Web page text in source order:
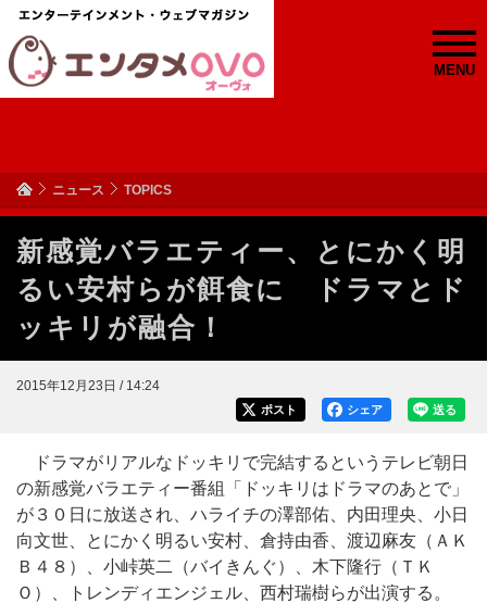
MENU
ニュース TOPICS
新感覚バラエティー、とにかく明
るい安村らが餌食に ドラマとド
ッキリが融合！
2015年12月23日 / 14:24
送る
シェア
ポスト
ドラマがリアルなドッキリで完結するというテレビ朝日
の新感覚バラエティー番組「ドッキリはドラマのあとで」
が３０日に放送され、ハライチの澤部佑、内田理央、小日
向文世、とにかく明るい安村、倉持由香、渡辺麻友（ＡＫ
Ｂ４８）、小峠英二（バイきんぐ）、木下隆行（ＴＫ
Ｏ）、トレンディエンジェル、西村瑞樹らが出演する。